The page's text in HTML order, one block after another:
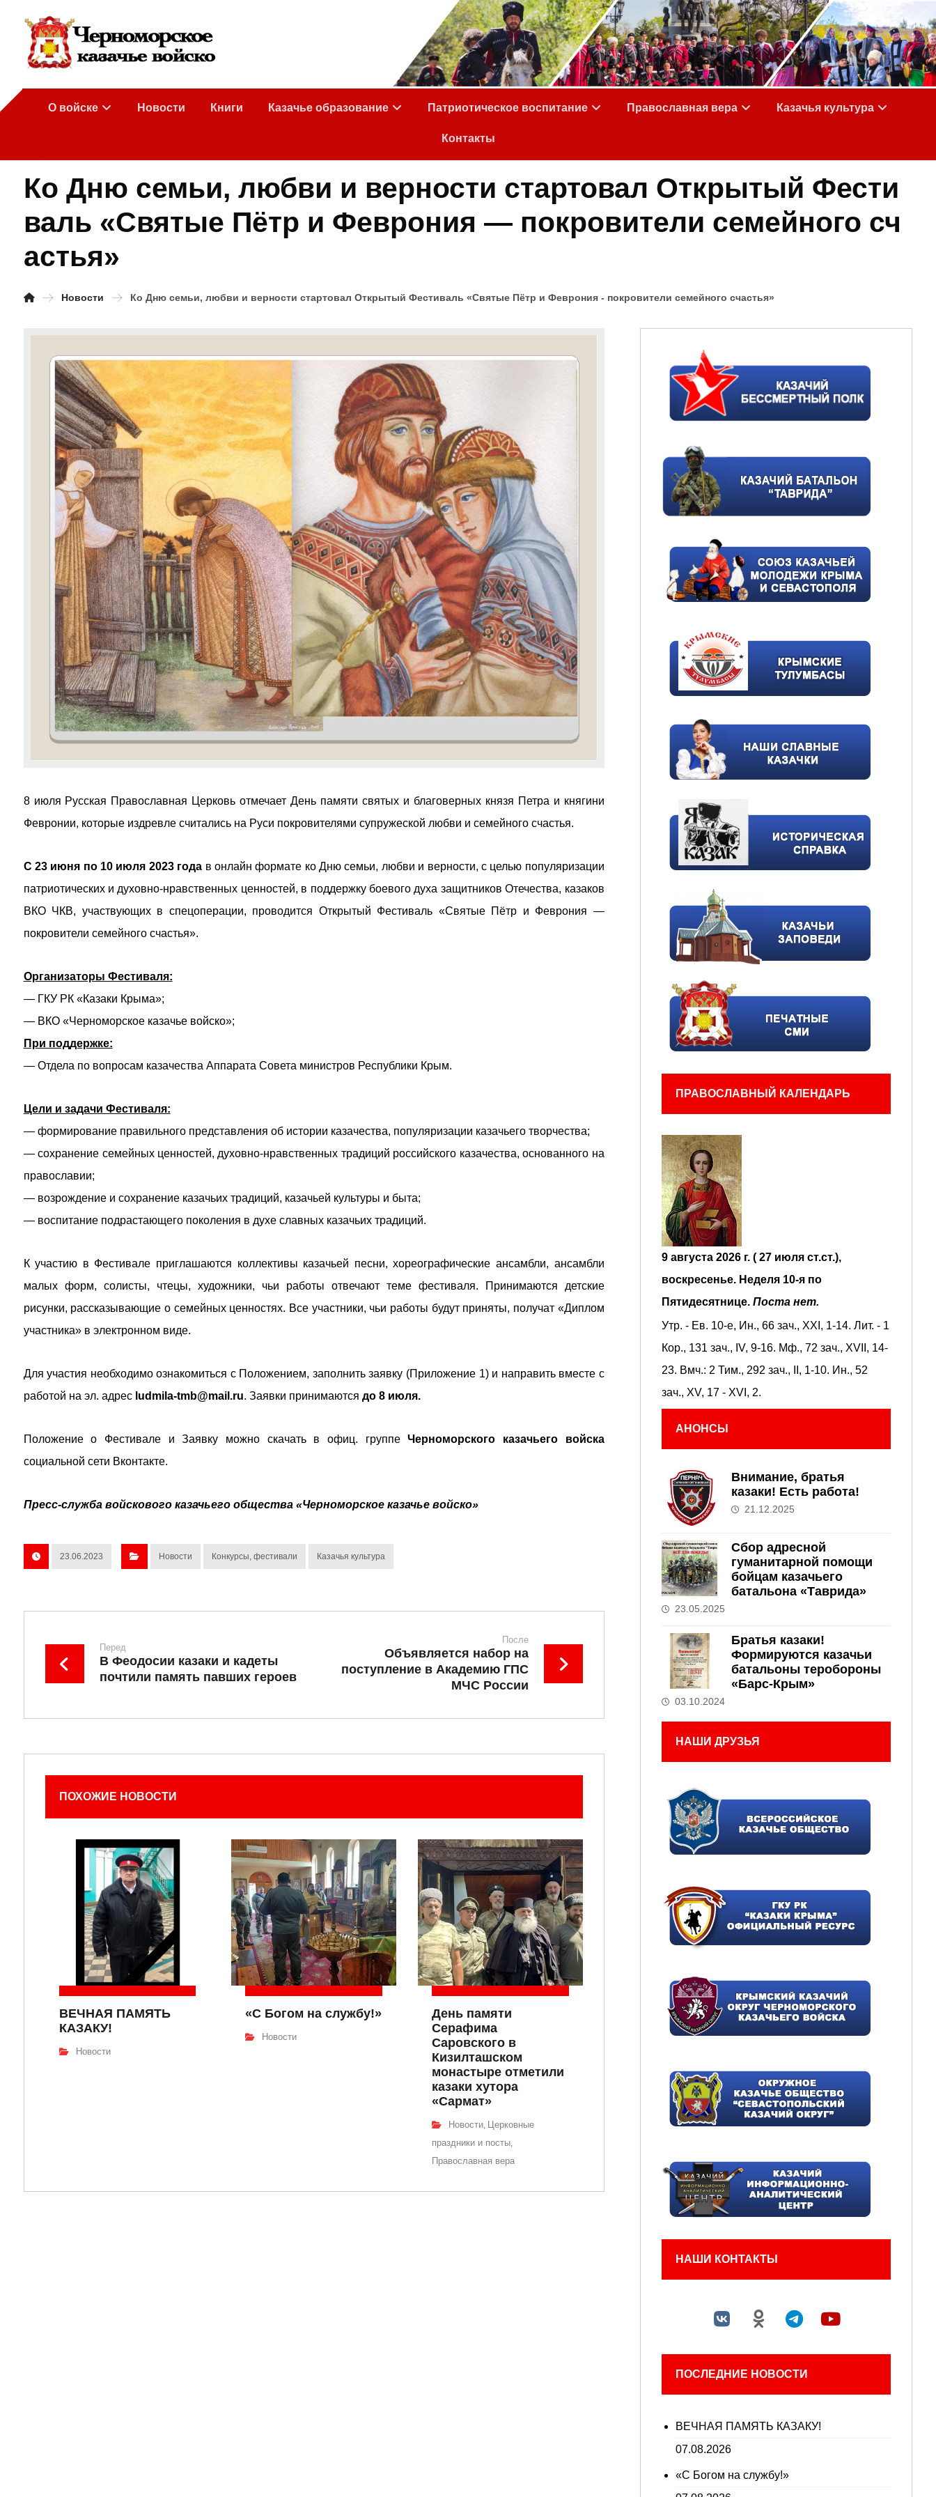
О войске Новости Книги Казачье образование Патриотическое воспитание Православная вера Казачья культура
Контакты
Ко Дню семьи, любви и верности стартовал Открытый Фести
валь «Святые Пётр и Феврония — покровители семейного сч
астья»
Новости Ко Дню семьи, любви и верности стартовал Открытый Фестиваль «Святые Пётр и Феврония - покровители семейного счастья»
8 июля Русская Православная Церковь отмечает День памяти святых и благоверных князя Петра и княгини
Февронии, которые издревле считались на Руси покровителями супружеской любви и семейного счастья.
С 23 июня по 10 июля 2023 года в онлайн формате ко Дню семьи, любви и верности, с целью популяризации
патриотических и духовно-нравственных ценностей, в поддержку боевого духа защитников Отечества, казаков
ВКО ЧКВ, участвующих в спецоперации, проводится Открытый Фестиваль «Святые Пётр и Феврония —
покровители семейного счастья».
Организаторы Фестиваля:
— ГКУ РК «Казаки Крыма»;
— ВКО «Черноморское казачье войско»;
При поддержке:
— Отдела по вопросам казачества Аппарата Совета министров Республики Крым.
Цели и задачи Фестиваля:
— формирование правильного представления об истории казачества, популяризации казачьего творчества;
— сохранение семейных ценностей, духовно-нравственных традиций российского казачества, основанного на
православии;
— возрождение и сохранение казачьих традиций, казачьей культуры и быта;
— воспитание подрастающего поколения в духе славных казачьих традиций.
К участию в Фестивале приглашаются коллективы казачьей песни, хореографические ансамбли, ансамбли
малых форм, солисты, чтецы, художники, чьи работы отвечают теме фестиваля. Принимаются детские
рисунки, рассказывающие о семейных ценностях. Все участники, чьи работы будут приняты, получат «Диплом
участника» в электронном виде.
Для участия необходимо ознакомиться с Положением, заполнить заявку (Приложение 1) и направить вместе с
работой на эл. адрес ludmila-tmb@mail.ru. Заявки принимаются до 8 июля.
Положение о Фестивале и Заявку можно скачать в офиц. группеЧерноморского казачьего войска
социальной сети Вконтакте.
Пресс-служба войскового казачьего общества «Черноморское казачье войско»
23.06.2023 Новости Конкурсы, фестивали Казачья культура
Перед
В Феодосии казаки и кадеты
почтили память павших героев
После
Объявляется набор на
поступление в Академию ГПС
МЧС России
ПОХОЖИЕ НОВОСТИ
ВЕЧНАЯ ПАМЯТЬ
КАЗАКУ!
Новости
«С Богом на службу!»
Новости
День памяти
Серафима
Саровского в
Кизилташском
монастыре отметили
казаки хутора
«Сармат»
Новости, Церковные
праздники и посты,
Православная вера
ПРАВОСЛАВНЫЙ КАЛЕНДАРЬ
9 августа 2026 г. ( 27 июля ст.ст.),
воскресенье. Неделя 10-я по
Пятидесятнице. Поста нет.
Утр. - Ев. 10-е, Ин., 66 зач., XXI, 1-14. Лит. - 1
Кор., 131 зач., IV, 9-16. Мф., 72 зач., XVII, 14-
23. Вмч.: 2 Тим., 292 зач., II, 1-10. Ин., 52
зач., XV, 17 - XVI, 2.
АНОНСЫ
Внимание, братья
казаки! Есть работа!
21.12.2025
Сбор адресной
гуманитарной помощи
бойцам казачьего
батальона «Таврида»
23.05.2025
Братья казаки!
Формируются казачьи
батальоны теробороны
«Барс-Крым»
03.10.2024
НАШИ ДРУЗЬЯ
НАШИ КОНТАКТЫ
ПОСЛЕДНИЕ НОВОСТИ
ВЕЧНАЯ ПАМЯТЬ КАЗАКУ!
07.08.2026
«С Богом на службу!»